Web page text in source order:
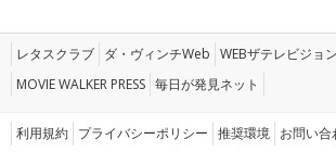
レタスクラブ ダ・ヴィンチWeb WEBザテレビジョン
MOVIE WALKER PRESS 毎日が発見ネット
利用規約 プライバシーポリシー 推奨環境 お問い合